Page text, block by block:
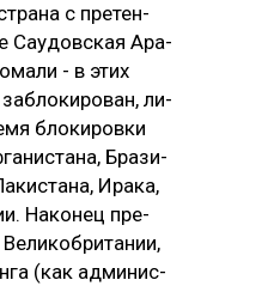
с пре­тен­
Сау­дов­ская Ара­
- в этих
ли­
бло­ки­ров­ки
Бра­зи­
Ира­ка,
На­ко­нец пре­
(как ад­ми­нис­